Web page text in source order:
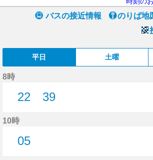
バスの接近情報 のりば地
平日 土曜
8時
22
39
10時
05